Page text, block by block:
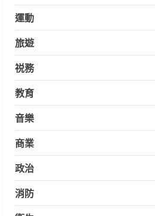
運動
旅遊
祱務
教育
音樂
商業
政治
消防